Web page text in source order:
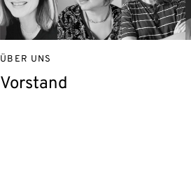
Vorstand
ÜBER UNS